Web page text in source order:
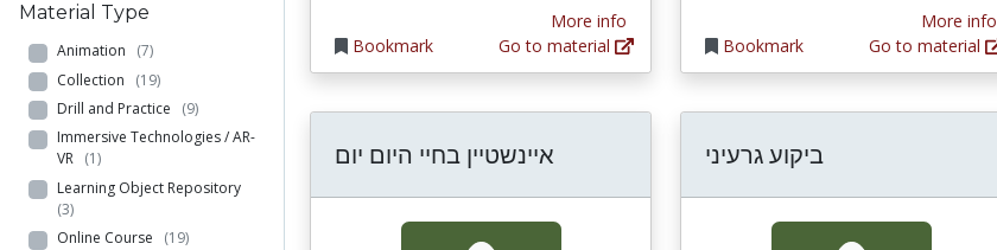
Material Type
Animation (7)
Collection (19)
Drill and Practice (9)
Immersive Technologies / AR-
VR (1)
Learning Object Repository
(3)
Online Course (19)
Bookmark
More info
Go to material
Bookmark
More info
Go to material
איינשטיין בחיי היום יום ביקוע גרעיני